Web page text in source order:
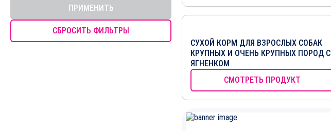
ПРИМЕНИТЬ
СБРОСИТЬ ФИЛЬТРЫ
СУХОЙ КОРМ ДЛЯ ВЗРОСЛЫХ СОБАК
КРУПНЫХ И ОЧЕНЬ КРУПНЫХ ПОРОД С
ЯГНЕНКОМ
СМОТРЕТЬ ПРОДУКТ